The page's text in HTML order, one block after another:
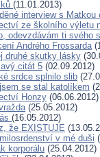
(11.01.2013)
interview s
ze školního výletu
odevzdávám ti svého
Andrého Frossarda
druhé skutky lásky
citát 5 (02.09.2012)
srdce splnilo slib
se stal katolíkem
Honzy (06.06.2012)
(25.05.2012)
(16.05.2012)
že EXISTUJE
v mé duši
korporálu (25.04.2012)